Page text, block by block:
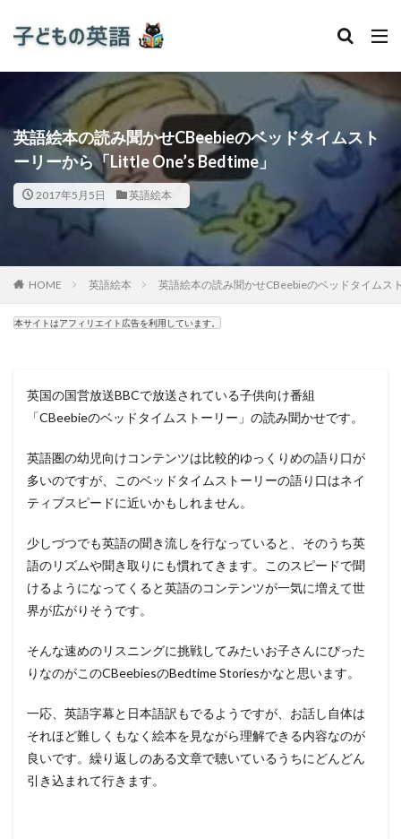
英語絵本の読み聞かせCBeebieのベッドタイムスト
ーリーから「Little One’s Bedtime」
2017年5月5日 英語絵本
HOME 英語絵本 英語絵本の読み聞かせCBeebieのベッドタイムス
本サイトはアフィリエイト広告を利用しています。
英国の国営放送BBCで放送されている子供向け番組
「CBeebieのベッドタイムストーリー」の読み聞かせです。
英語圏の幼児向けコンテンツは比較的ゆっくりめの語り口が
多いのですが、このベッドタイムストーリーの語り口はネイ
ティブスピードに近いかもしれません。
少しづつでも英語の聞き流しを行なっていると、そのうち英
語のリズムや聞き取りにも慣れてきます。このスピードで聞
けるようになってくると英語のコンテンツが一気に増えて世
界が広がりそうです。
そんな速めのリスニングに挑戦してみたいお子さんにぴった
りなのがこのCBeebiesのBedtime Storiesかなと思います。
一応、英語字幕と日本語訳もでるようですが、お話し自体は
それほど難しくもなく絵本を見ながら理解できる内容なのが
良いです。繰り返しのある文章で聴いているうちにどんどん
引き込まれて行きます。